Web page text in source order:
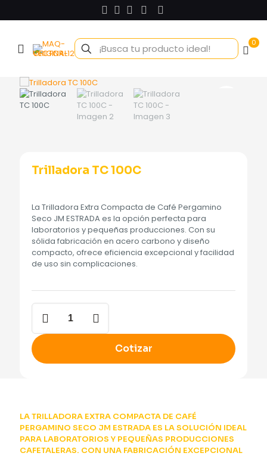
0
Trilladora TC 100C
La Trilladora Extra Compacta de Café Pergamino
Seco JM ESTRADA es la opción perfecta para
laboratorios y pequeñas producciones. Con su
sólida fabricación en acero carbono y diseño
compacto, ofrece eficiencia excepcional y facilidad
de uso sin complicaciones.
Trilladora
100C
cantidad
Cotizar
LA TRILLADORA EXTRA COMPACTA DE CAFÉ
PERGAMINO SECO JM ESTRADA ES LA SOLUCIÓN IDEAL
PARA LABORATORIOS Y PEQUEÑAS PRODUCCIONES
CAFETALERAS. CON UNA FABRICACIÓN EXCEPCIONAL